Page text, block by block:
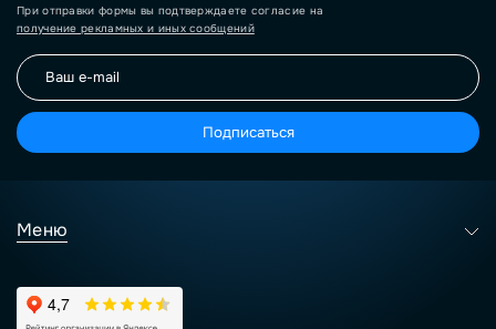
При отправки формы вы подтверждаете согласие на
получение рекламных и иных сообщений
Подписаться
Меню